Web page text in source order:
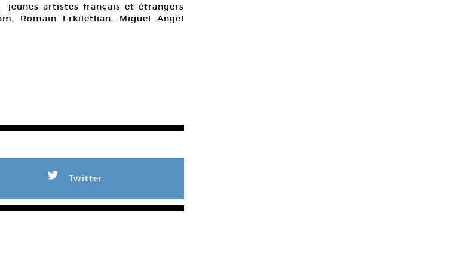
artistes français et étrangers
Romain Erkiletlian, Miguel Angel
L Twitter